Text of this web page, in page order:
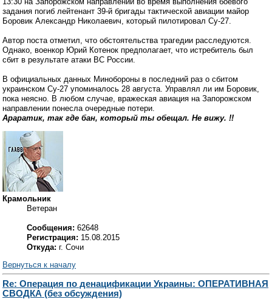
задания погиб лейтенант 39-й бригады тактической авиации майор
Боровик Александр Николаевич, который пилотировал Су-27.
Автор поста отметил, что обстоятельства трагедии расследуются.
Однако, военкор Юрий Котенок предполагает, что истребитель был
сбит в результате атаки ВС России.
В официальных данных Минобороны в последний раз о сбитом
украинском Су-27 упоминалось 28 августа. Управлял ли им Боровик,
пока неясно. В любом случае, вражеская авиация на Запорожском
направлении понесла очередные потери.
Араратик, так где бан, который ты обещал. Не вижу. !!
Крамольник
Ветеран
Сообщения: 62648
Регистрация: 15.08.2015
Откуда: г. Сочи
Вернуться к началу
Re: Операция по денацификации Украины: ОПЕРАТИВНАЯ
СВОДКА (без обсуждения)